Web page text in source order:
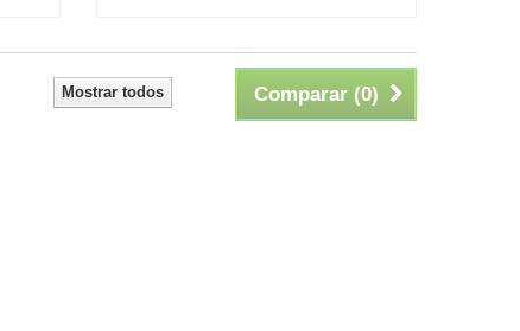
Comparar (0)
Mostrar todos